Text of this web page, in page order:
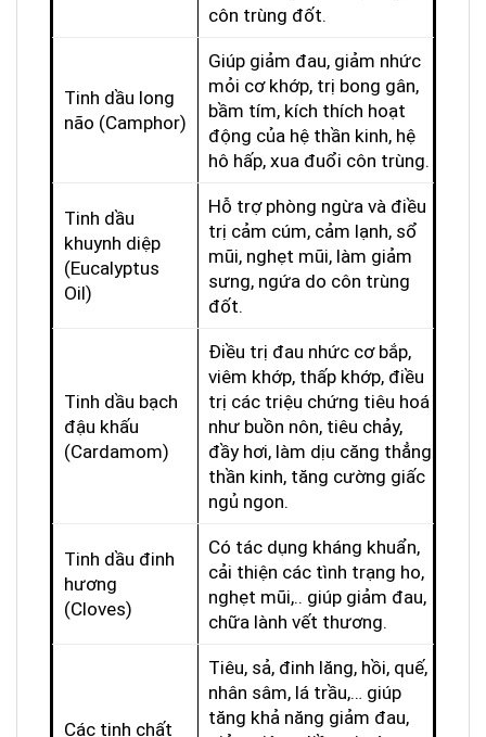
côn trùng đốt.
Tinh dầu long
não (Camphor)
Giúp giảm đau, giảm nhức
mỏi cơ khớp, trị bong gân,
bầm tím, kích thích hoạt
động của hệ thần kinh, hệ
hô hấp, xua đuổi côn trùng.
Tinh dầu
khuynh diệp
(Eucalyptus
Oil)
Hỗ trợ phòng ngừa và điều
trị cảm cúm, cảm lạnh, sổ
mũi, nghẹt mũi, làm giảm
sưng, ngứa do côn trùng
đốt.
Tinh dầu bạch
đậu khấu
(Cardamom)
Điều trị đau nhức cơ bắp,
viêm khớp, thấp khớp, điều
trị các triệu chứng tiêu hoá
như buồn nôn, tiêu chảy,
đầy hơi, làm dịu căng thẳng
thần kinh, tăng cường giấc
ngủ ngon.
Tinh dầu đinh
hương
(Cloves)
Có tác dụng kháng khuẩn,
cải thiện các tình trạng ho,
nghẹt mũi,.. giúp giảm đau,
chữa lành vết thương.
Các tinh chất
Tiêu, sả, đinh lăng, hồi, quế,
nhân sâm, lá trầu,… giúp
tăng khả năng giảm đau,